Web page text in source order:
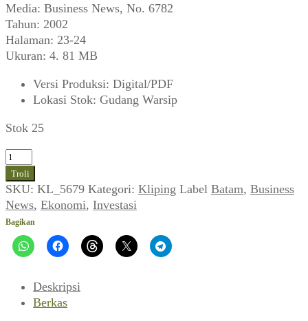
Media: Business News, No. 6782
Tahun: 2002
Halaman: 23-24
Ukuran: 4. 81 MB
Versi Produksi: Digital/PDF
Lokasi Stok: Gudang Warsip
Stok 25
Kuantitas
Perkembangan
Investasi
di
Otorita
Batam
(Business
Troli
SKU: KL_5679 Kategori: Kliping Label Batam, Business
News, Ekonomi, Investasi
Bagikan
Deskripsi
Berkas